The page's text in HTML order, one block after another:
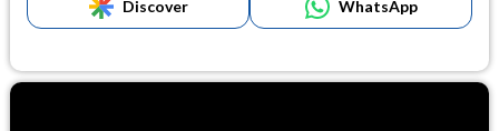
Discover WhatsApp